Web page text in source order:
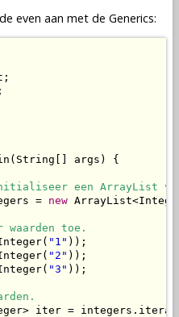
even aan met de Generics:
args) {
een ArrayList
=
new
waarden toe.
"1" ));
"2" ));
"3" ));
iter =